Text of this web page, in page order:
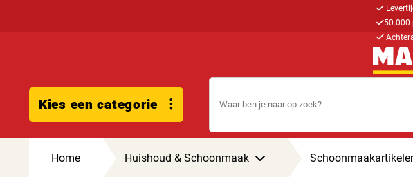
50.000
Kies een categorie
Home Huishoud & Schoonmaak